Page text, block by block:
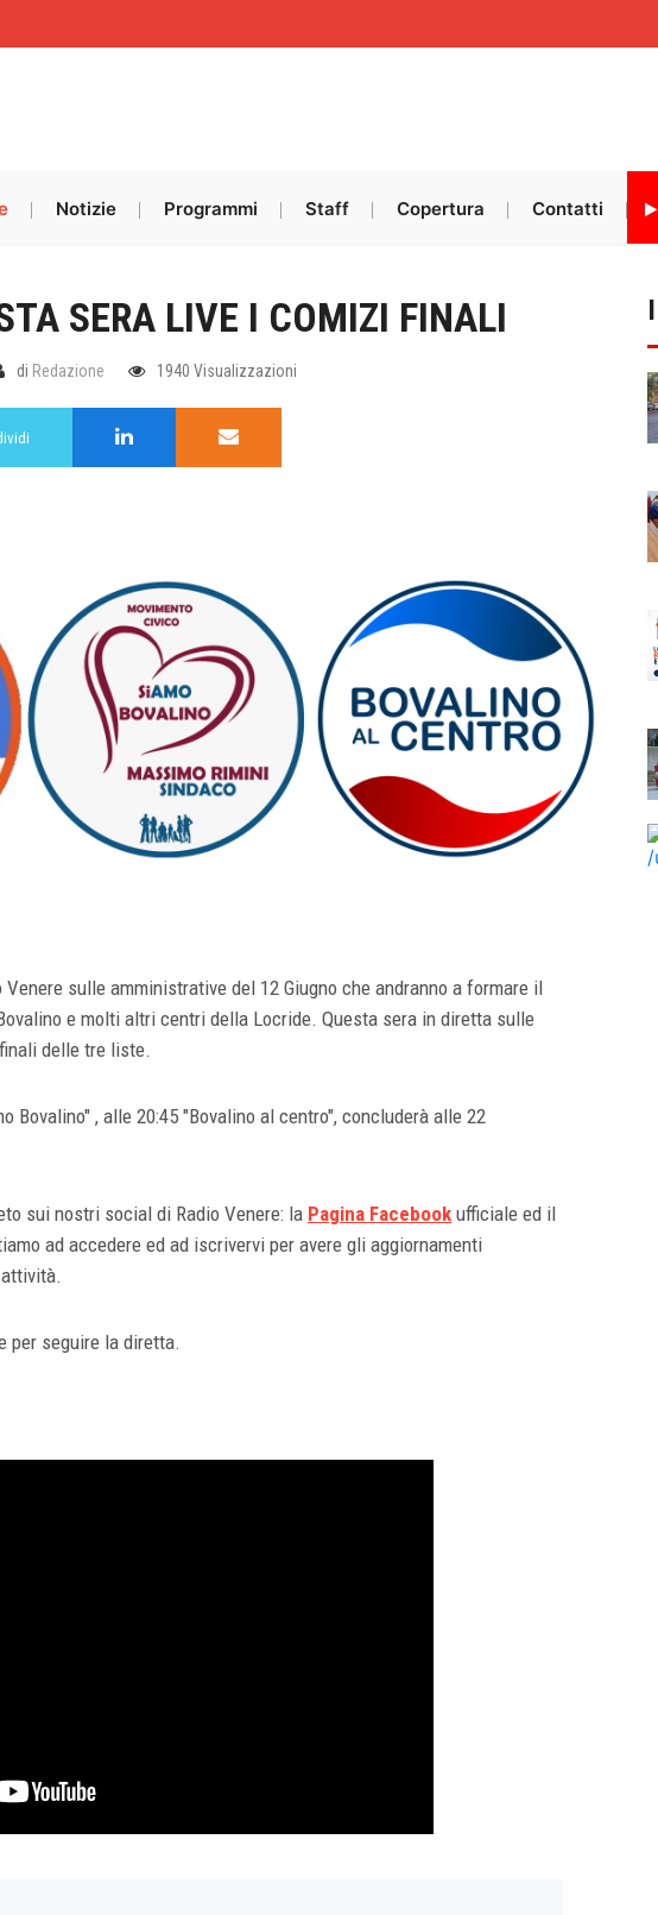
Notizie Programmi Staff Copertura Contatti
SERA LIVE I COMIZI FINALI
di Redazione 1940 Visualizzazioni
Venere sulle amministrative del 12 Giugno che andranno a formare il
e molti altri centri della Locride. Questa sera in diretta sulle
delle tre liste.
Bovalino" , alle 20:45 "Bovalino al centro", concluderà alle 22
sui nostri social di Radio Venere: la Pagina Facebook ufficiale ed il
ad accedere ed ad iscrivervi per avere gli aggiornamenti
per seguire la diretta.